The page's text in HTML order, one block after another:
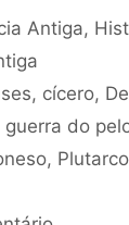
Antiga,
, cícero,
guerra do
, Plutarco